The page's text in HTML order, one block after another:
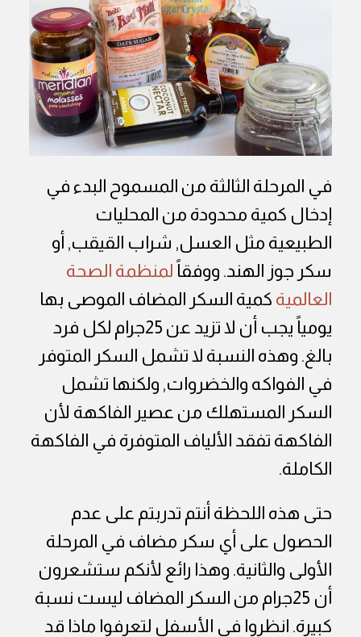
في المرحلة الثالثة من المسموح البدء في
إدخال كمية محدودة من المحليات
الطبيعية مثل العسل, شراب القيقب, أو
سكر جوز الهند. ووفقاً لمنظمة الصحة
العالمية كمية السكر المضاف الموصى بها
يومياً يجب أن لا تزيد عن 25جرام لكل فرد
بالغ. وهذه النسبة لا تشمل السكر المتوفر
في الفواكه والخضروات, ولكنها تشمل
السكر المستهلك من عصير الفاكهة لأن
الفاكهة تفقد الألياف المتوفرة في الفاكهة
الكاملة.
حتى هذه اللحظة أنتم تدربتم على عدم
الحصول على أي سكر مضاف في المرحلة
الأولى والثانية. وهذا رائع لأنكم ستشعرون
أن 25جرام من السكر المضاف ليست نسبة
كبيرة. انظروا في الأسفل لتعرفوا ماذا قد